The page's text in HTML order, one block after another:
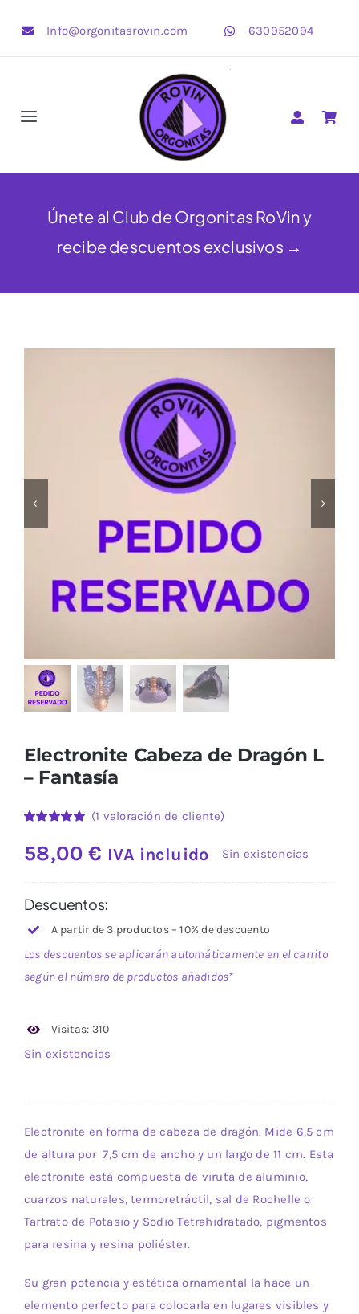
Info@orgonitasrovin.com 630952094
Toggle
Corazones
Electronites Especiales 2.0 y Cloudbuster
Más sobre Radiación EMF
Sobre Nosotros
Únete al Club de Orgonitas RoVin y
recibe descuentos exclusivos →
Electronite Cabeza de Dragón L
– Fantasía
con5.00de
5 en base a
(1 valoración de cliente)
58,00€ IVA incluido Sin existencias
Descuentos:
A partir de 3 productos – 10% de descuento
Los descuentos se aplicarán automáticamente en el carrito
según el número de productos añadidos*
Visitas: 310
Sin existencias
Electronite en forma de cabeza de dragón. Mide 6,5 cm
de altura por 7,5 cm de ancho y un largo de 11 cm. Esta
electronite está compuesta de viruta de aluminio,
cuarzos naturales, termoretráctil, sal de Rochelle o
Tartrato de Potasio y Sodio Tetrahidratado, pigmentos
para resina y resina poliéster.
Su gran potencia y estética ornamental la hace un
elemento perfecto para colocarla en lugares visibles y